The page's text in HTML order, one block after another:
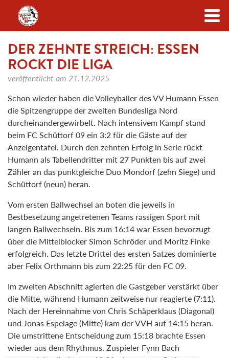
Zum Inhalt
DER ZEHNTE STREICH: ESSEN
ROCKT DIE LIGA
veröffentlicht am 21.12.2025
Schon wieder haben die Volleyballer des VV Humann Essen
die Spitzengruppe der zweiten Bundesliga Nord
durcheinandergewirbelt. Nach intensivem Kampf stand
beim FC Schüttorf 09 ein 3:2 für die Gäste auf der
Anzeigentafel. Durch den zehnten Erfolg in Serie rückt
Humann als Tabellendritter mit 27 Punkten bis auf zwei
Zähler an das punktgleiche Duo Mondorf (zehn Siege) und
Schüttorf (neun) heran.
Vom ersten Ballwechsel an boten die jeweils in
Bestbesetzung angetretenen Teams rassigen Sport mit
langen Ballwechseln. Bis zum 16:14 war Essen bevorzugt
über die Mittelblocker Simon Schröder und Moritz Finke
erfolgreich. Das letzte Drittel des ersten Satzes dominierte
aber Felix Orthmann bis zum 22:25 für den FC 09.
Im zweiten Abschnitt agierten die Gastgeber verstärkt über
die Mitte, während Humann zeitweise nur reagierte (7:11).
Nach der Hereinnahme von Chris Schäperklaus (Diagonal)
und Jonas Espelage (Mitte) kam der VVH auf 14:15 heran.
Die umstrittene Entscheidung zum 15:18 brachte Essen
wieder aus dem Rhythmus. Zuspieler Fynn Bach